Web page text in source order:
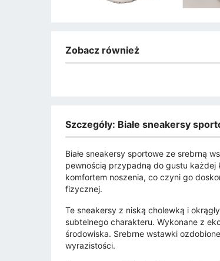
Zobacz również
Szczegóły: Białe sneakersy
Białe sneakersy sportowe ze srebrną
pewnością przypadną do gustu każdej
komfortem noszenia, co czyni go
fizycznej.
Te sneakersy z niską cholewką i
subtelnego charakteru. Wykonane z
środowiska. Srebrne wstawki
wyrazistości.